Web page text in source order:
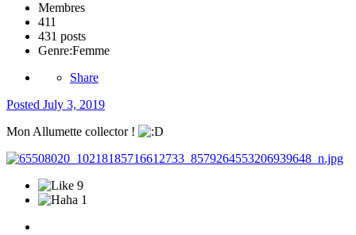
Membres
411
431 posts
Genre:Femme
Share
Posted July 3, 2019
Mon Allumette collector !
9
1